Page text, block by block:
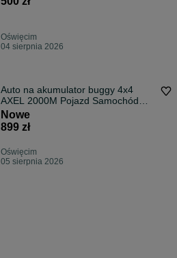
Oświęcim
04 sierpnia 2026
Auto na akumulator buggy 4x4
AXEL 2000M Pojazd Samochód
Pilot AUTA
Nowe
899 zł
Oświęcim
05 sierpnia 2026